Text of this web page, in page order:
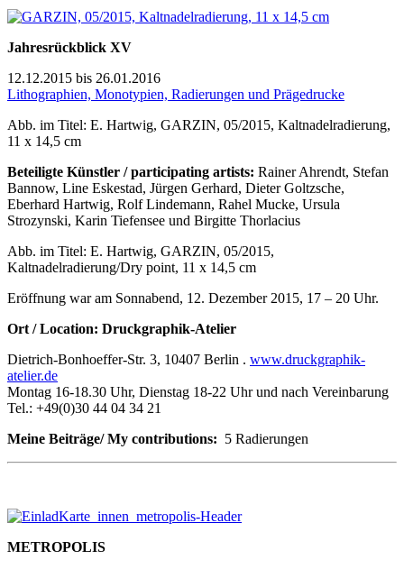
Jahresrückblick XV
12.12.2015 bis 26.01.2016
Lithographien, Monotypien, Radierungen und Prägedrucke
Abb. im Titel: E. Hartwig, GARZIN, 05/2015, Kaltnadelradierung,
11 x 14,5 cm
Beteiligte Künstler / participating artists: Rainer Ahrendt, Stefan
Bannow, Line Eskestad, Jürgen Gerhard, Dieter Goltzsche,
Eberhard Hartwig, Rolf Lindemann, Rahel Mucke, Ursula
Strozynski, Karin Tiefensee und Birgitte Thorlacius
Abb. im Titel: E. Hartwig, GARZIN, 05/2015,
Kaltnadelradierung/Dry point, 11 x 14,5 cm
Eröffnung war am Sonnabend, 12. Dezember 2015, 17 – 20 Uhr.
Ort / Location: Druckgraphik-Atelier
Dietrich-Bonhoeffer-Str. 3, 10407 Berlin . www.druckgraphik-
atelier.de
Montag 16-18.30 Uhr, Dienstag 18-22 Uhr und nach Vereinbarung
Tel.: +49(0)30 44 04 34 21
Meine Beiträge/My contributions: 5 Radierungen
METROPOLIS